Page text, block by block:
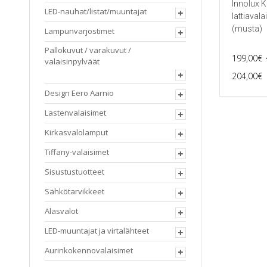
Innolux
(musta)
199,00€
204,00€
tuotteella
LED-nauhat/listat/muuntajat
Lampunvarjostimet
Pallokuvut / varakuvut /
valaisinpylväät
Design Eero Aarnio
Lastenvalaisimet
Kirkasvalolamput
Tiffany-valaisimet
Sisustustuotteet
Sähkötarvikkeet
Alasvalot
LED-muuntajat ja virtalähteet
Aurinkokennovalaisimet